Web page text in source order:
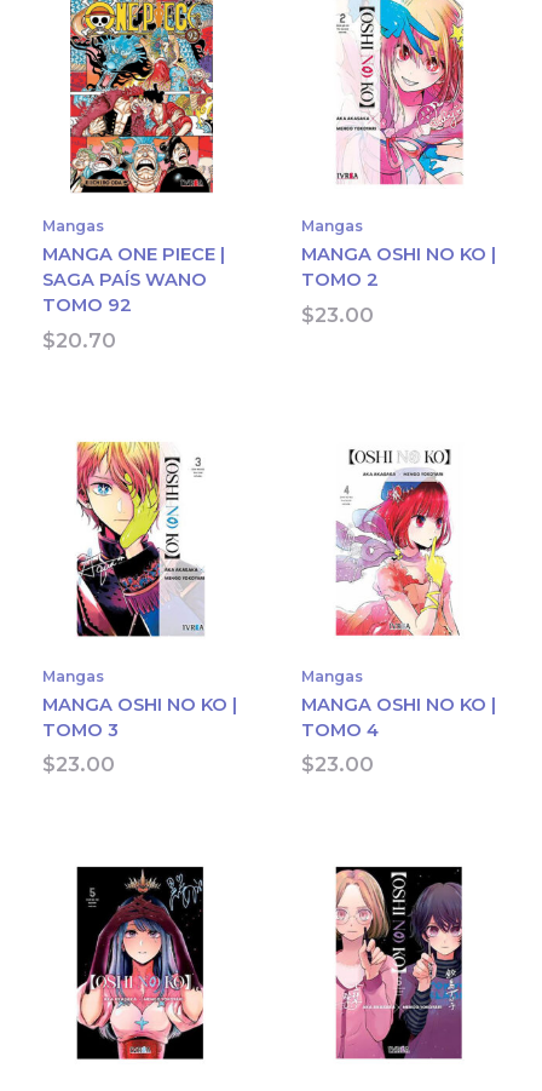
Mangas
MANGA ONE PIECE |
SAGA PAÍS WANO
TOMO 92
$20.70
Mangas
MANGA OSHI NO KO |
TOMO 2
$23.00
Mangas
MANGA OSHI NO KO |
TOMO 3
$23.00
Mangas
MANGA OSHI NO KO |
TOMO 4
$23.00